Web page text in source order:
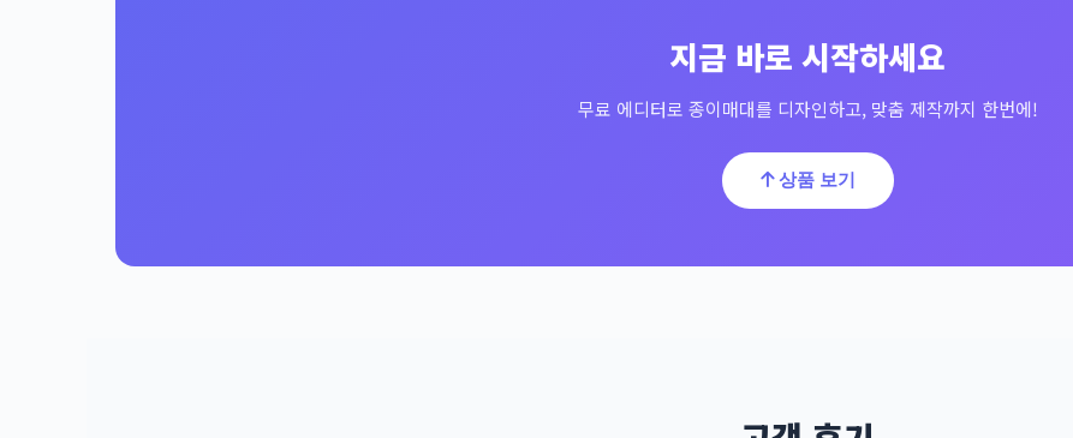
지금 바로 시작하세요
무료 에디터로 종이매대를 디자인하고, 맞춤 제작까지 한번에!
상품 보기